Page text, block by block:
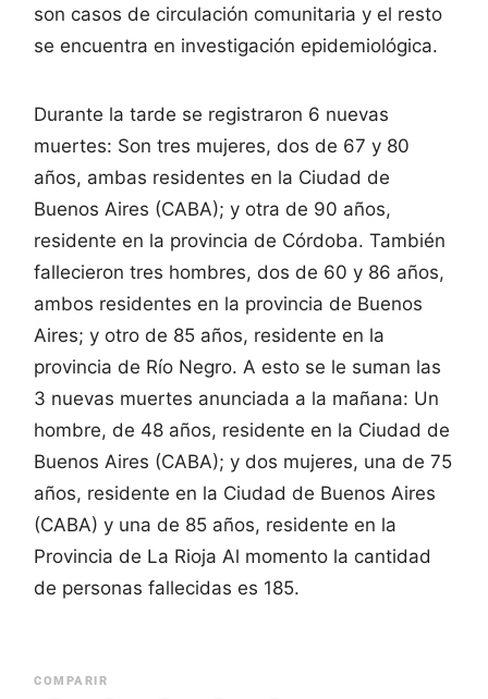
son casos de circulación comunitaria y el resto
se encuentra en investigación epidemiológica.
Durante la tarde se registraron 6 nuevas
muertes: Son tres mujeres, dos de 67 y 80
años, ambas residentes en la Ciudad de
Buenos Aires (CABA); y otra de 90 años,
residente en la provincia de Córdoba. También
fallecieron tres hombres, dos de 60 y 86 años,
ambos residentes en la provincia de Buenos
Aires; y otro de 85 años, residente en la
provincia de Río Negro. A esto se le suman las
3 nuevas muertes anunciada a la mañana: Un
hombre, de 48 años, residente en la Ciudad de
Buenos Aires (CABA); y dos mujeres, una de 75
años, residente en la Ciudad de Buenos Aires
(CABA) y una de 85 años, residente en la
Provincia de La Rioja Al momento la cantidad
de personas fallecidas es 185.
COMPARIR